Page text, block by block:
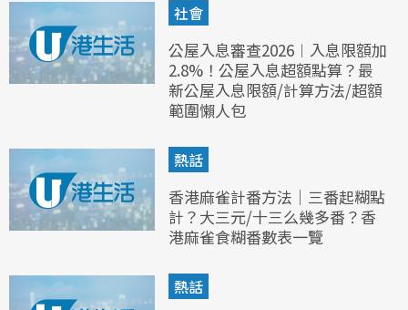
社會
公屋入息審查2026︱入息限額加
2.8%！公屋入息超額點算？最
新公屋入息限額/計算方法/超額
範圍懶人包
熱話
香港麻雀計番方法｜三番起糊點
計？大三元/十三么幾多番？香
港麻雀食糊番數表一覽
熱話